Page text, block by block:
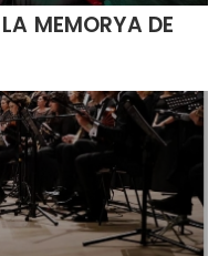
MEMORYA DE